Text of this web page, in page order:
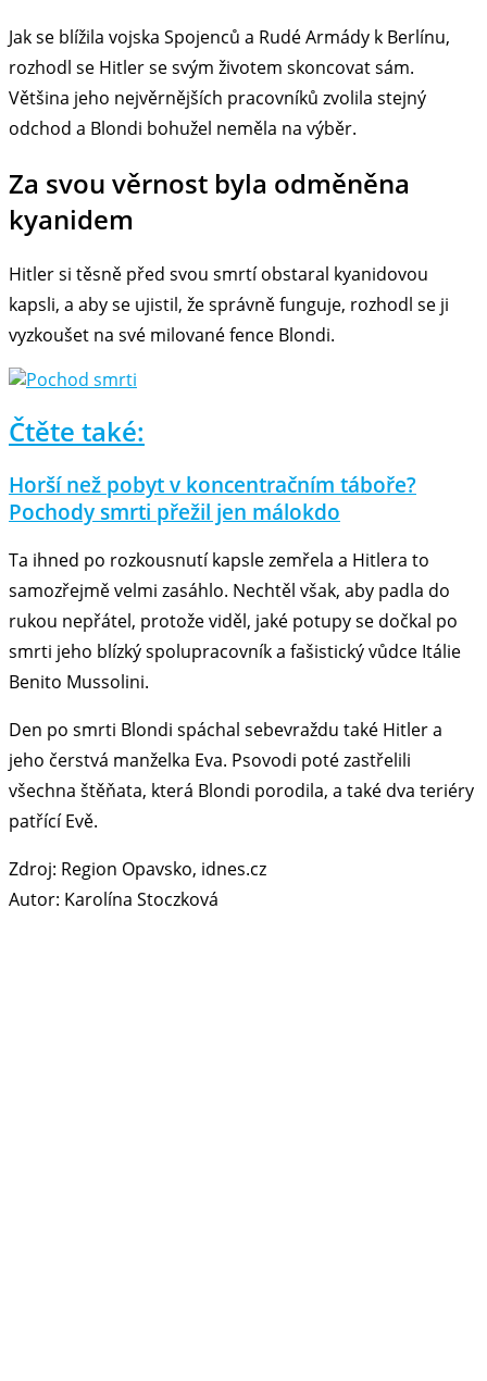
Jak se blížila vojska Spojenců a Rudé Armády k Berlínu,
rozhodl se Hitler se svým životem skoncovat sám.
Většina jeho nejvěrnějších pracovníků zvolila stejný
odchod a Blondi bohužel neměla na výběr.
Za svou věrnost byla odměněna
kyanidem
Hitler si těsně před svou smrtí obstaral kyanidovou
kapsli, a aby se ujistil, že správně funguje, rozhodl se ji
vyzkoušet na své milované fence Blondi.
Čtěte také:
Horší než pobyt v koncentračním táboře?
Pochody smrti přežil jen málokdo
Ta ihned po rozkousnutí kapsle zemřela a Hitlera to
samozřejmě velmi zasáhlo. Nechtěl však, aby padla do
rukou nepřátel, protože viděl, jaké potupy se dočkal po
smrti jeho blízký spolupracovník a fašistický vůdce Itálie
Benito Mussolini.
Den po smrti Blondi spáchal sebevraždu také Hitler a
jeho čerstvá manželka Eva. Psovodi poté zastřelili
všechna štěňata, která Blondi porodila, a také dva teriéry
patřící Evě.
Zdroj: Region Opavsko, idnes.cz
Autor: Karolína Stoczková